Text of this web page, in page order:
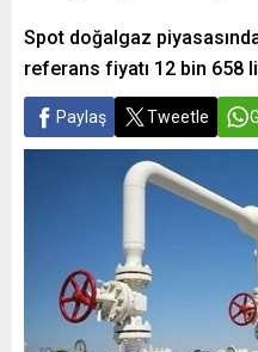
Spot doğalgaz
referans fiyatı 12 bin 658
Paylaş Tweetle